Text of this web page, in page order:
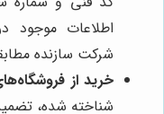
اطلاعات موجود
شرکت سازنده
خرید از
شناخته شده،